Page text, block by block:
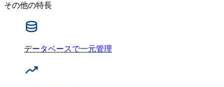
その他の特長
データベースで一元管理